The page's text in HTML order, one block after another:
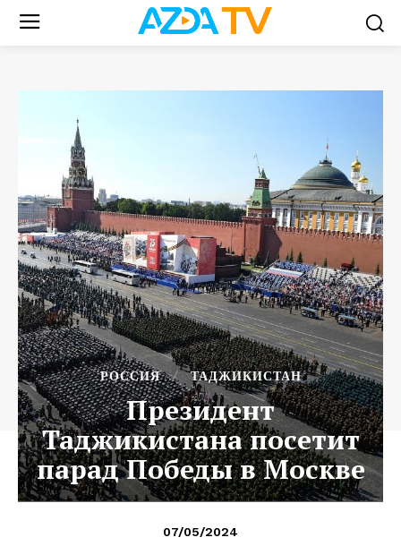
РОССИЯ ТАДЖИКИСТАН
Президент
Таджикистана посетит
парад Победы в Москве
07/05/2024